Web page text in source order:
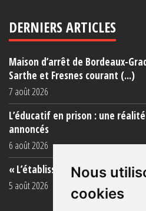
Nous
cookies
DERNIERS ARTICLES
Maison d’arrêt de Bordeaux-
Sarthe et Fresnes courant (...)
7 août 2026
L’éducatif en prison : une
annoncés
6 août 2026
« L’établissement est une
5 août 2026